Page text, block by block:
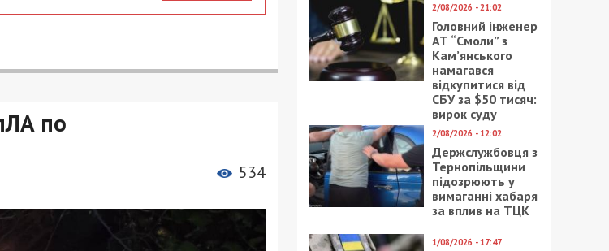
по
534
2/08/2026 - 21:02
Головний інженер
АТ “Смоли” з
Кам’янського
намагався
відкупитися від
СБУ за $50 тисяч:
вирок суду
2/08/2026 - 12:02
Держслужбовця з
Тернопільщини
підозрюють у
вимаганні хабаря
за вплив на ТЦК
1/08/2026 - 17:47